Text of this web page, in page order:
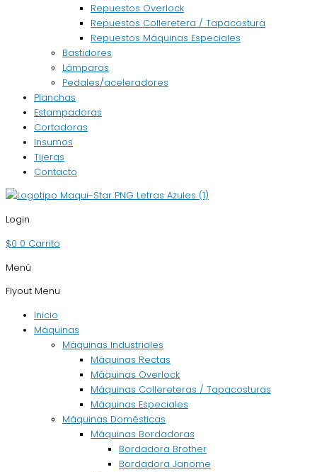
Repuestos Overlock
Repuestos Colleretera / Tapacostura
Repuestos Máquinas Especiales
Bastidores
Lámparas
Pedales/aceleradores
Planchas
Estampadoras
Cortadoras
Insumos
Tijeras
Contacto
Login
$0 0 Carrito
Menú
Flyout Menu
Inicio
Máquinas
Máquinas Industriales
Máquinas Rectas
Máquinas Overlock
Máquinas Collereteras / Tapacosturas
Máquinas Especiales
Máquinas Domésticas
Máquinas Bordadoras
Bordadora Brother
Bordadora Janome